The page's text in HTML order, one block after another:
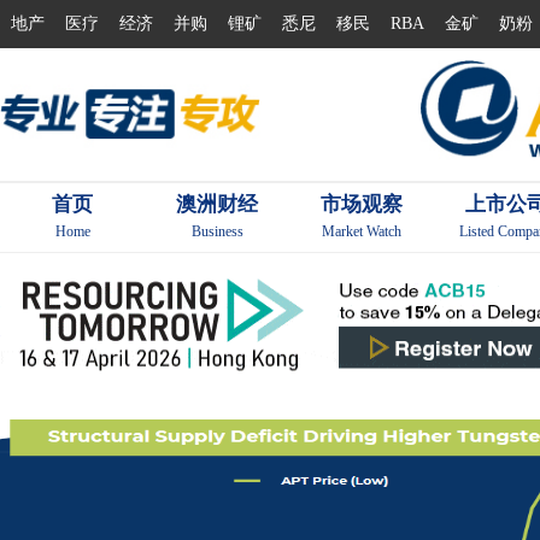
地产 医疗 经济 并购 锂矿 悉尼 移民 RBA 金矿 奶粉
首页
Home
澳洲财经
Business
市场观察
Market Watch
上市公
Listed